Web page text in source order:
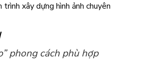
xây dựng hình ảnh chuyên
phong cách phù hợp